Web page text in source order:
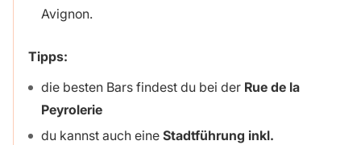
Avignon.
Tipps:
die besten Bars findest du bei der Rue de la
Peyrolerie
du kannst auch eine Stadtführung inkl.